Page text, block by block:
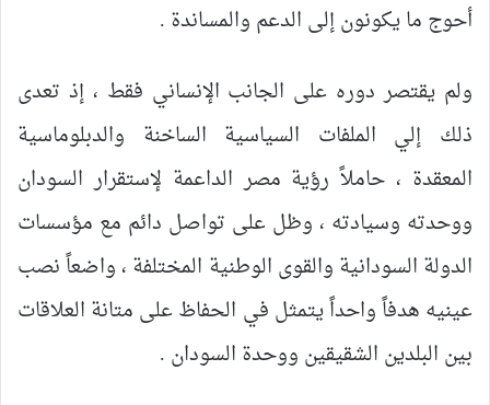
أحوج ما يكونون إلى الدعم والمساندة .
ولم يقتصر دوره على الجانب الإنساني فقط ، إذ تعدى
ذلك إلي الملفات السياسية الساخنة والدبلوماسية
المعقدة ، حاملاً رؤية مصر الداعمة لإستقرار السودان
ووحدته وسيادته ، وظل على تواصل دائم مع مؤسسات
الدولة السودانية والقوى الوطنية المختلفة ، واضعاً نصب
عينيه هدفاً واحداً يتمثل في الحفاظ على متانة العلاقات
بين البلدين الشقيقين ووحدة السودان .